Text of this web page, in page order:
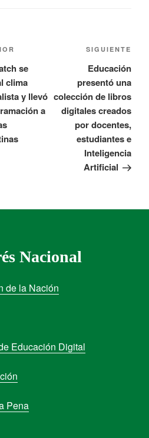
se
clima
y llevó
a
SIGUIENTE
Educación
presentó una
colección de libros
digitales creados
por docentes,
estudiantes e
Inteligencia
Artificial
Nacional
de la Nación
Educación Digital
Pena